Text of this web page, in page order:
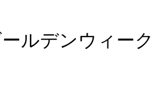
ルデンウィー